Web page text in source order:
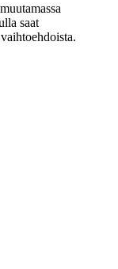
saat